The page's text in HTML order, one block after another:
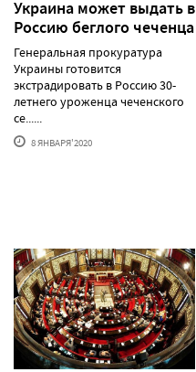
Украина может выдать в
Россию беглого чеченца
Генеральная прокуратура
Украины готовится
экстрадировать в Россию 30-
летнего уроженца чеченского
се......
8 ЯНВАРЯ'2020